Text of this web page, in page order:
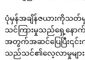
ပုံမှန်အချိန်ဇယားကိုသတ်
သင်ကြားမှုသည်ရှေ့နေ
အတွက်အဆင်ပြေပြီး၎င်း
သည်သင်၏လေ့လာမှုများ